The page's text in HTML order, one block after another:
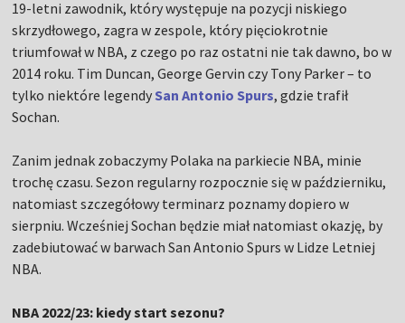
19-letni zawodnik, który występuje na pozycji niskiego
skrzydłowego, zagra w zespole, który pięciokrotnie
triumfował w NBA, z czego po raz ostatni nie tak dawno, bo w
2014 roku. Tim Duncan, George Gervin czy Tony Parker – to
tylko niektóre legendy San Antonio Spurs, gdzie trafił
Sochan.
Zanim jednak zobaczymy Polaka na parkiecie NBA, minie
trochę czasu. Sezon regularny rozpocznie się w październiku,
natomiast szczegółowy terminarz poznamy dopiero w
sierpniu. Wcześniej Sochan będzie miał natomiast okazję, by
zadebiutować w barwach San Antonio Spurs w Lidze Letniej
NBA.
NBA 2022/23: kiedy start sezonu?